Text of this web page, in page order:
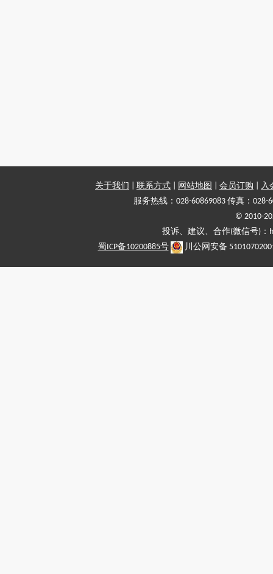
关于我们 联系方式 网站地图 会员订购
入
服务热线：028-60869083 传真：028-
© 2010-
投诉、建议、合作(微信号)
蜀ICP备10200885号
川公网安备